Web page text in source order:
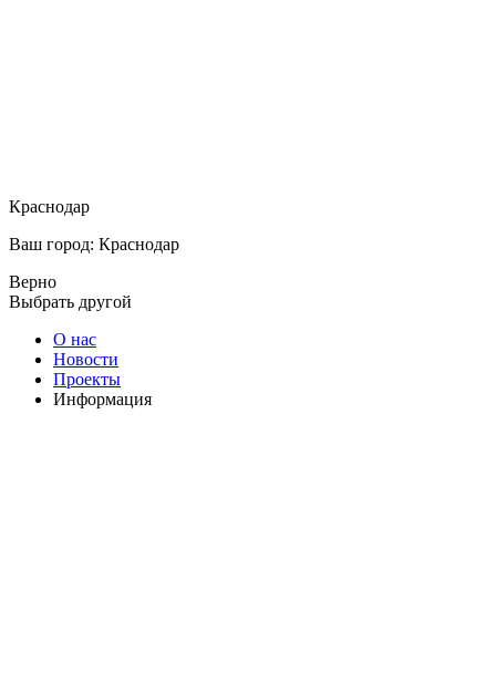
Краснодар
Ваш город: Краснодар
Верно
Выбрать другой
О нас
Новости
Проекты
Информация